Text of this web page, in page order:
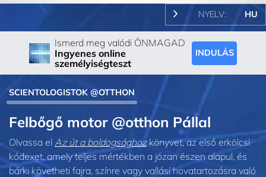
NYELV: HU
Ismerd meg valódi ÖNMAGAD
Ingyenes online
személyiségteszt
INDULÁS
SCIENTOLOGISTOK @OTTHON
Felbőgő motor @otthon Pállal
Olvassa el Az út a boldogsághozkönyvet, az első erkölcsi
kódexet, amely teljes mértékben a józan észen alapul, és
bárki követheti fajra, színre vagy vallási hovatartozásra való